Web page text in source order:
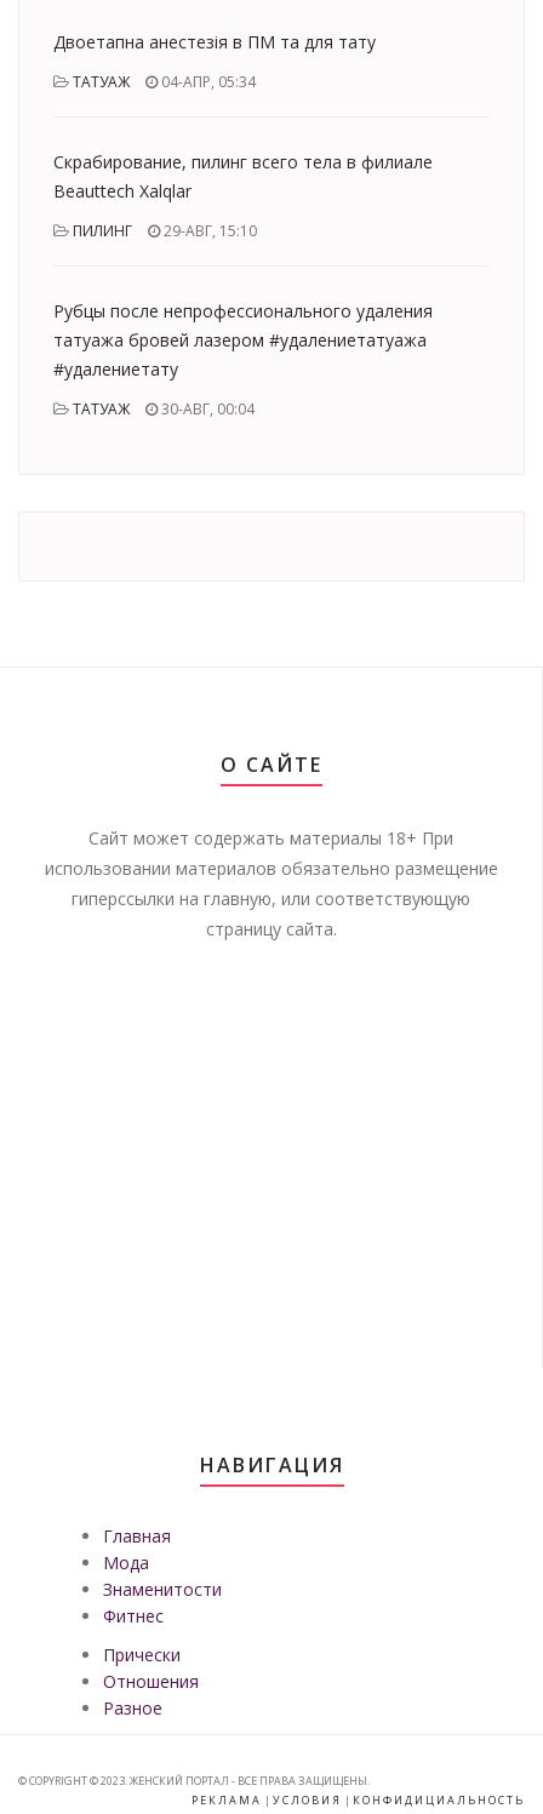
Двоетапна анестезія в ПМ та для тату
ТАТУАЖ 04-АПР, 05:34
Скрабирование, пилинг всего тела в филиале
Beauttech Xalqlar
ПИЛИНГ 29-АВГ, 15:10
Рубцы после непрофессионального удаления
татуажа бровей лазером #удалениетатуажа
#удалениетату
ТАТУАЖ 30-АВГ, 00:04
О САЙТЕ
Сайт может содержать материалы 18+ При
использовании материалов обязательно размещение
гиперссылки на главную, или соответствующую
страницу сайта.
НАВИГАЦИЯ
Главная
Мода
Знаменитости
Фитнес
Прически
Отношения
Разное
© COPYRIGHT © 2023. ЖЕНСКИЙ ПОРТАЛ - ВСЕ ПРАВА ЗАЩИЩЕНЫ.
РЕКЛАМА | УСЛОВИЯ | КОНФИДИЦИАЛЬНОСТЬ